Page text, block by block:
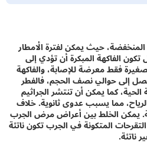
حيث يمكن لفترة الأمطار
المبكرة أن تؤدي إلى
معرضة للإصابة، والفاكهة
حوالي نصف الحجم، فالفطر
يمكن أن تنتشر الجراثيم
مما يسبب عدوى ثانوية. خلاف
الخلط بين أعراض مرض الجرب
المتكونة في الجرب تكون ناتئة